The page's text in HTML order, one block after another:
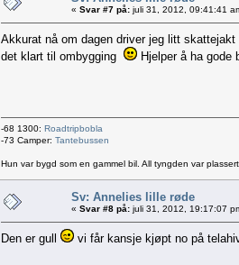
« Svar #7 på: juli 31, 2012, 09:41:41
Akkurat nå om dagen driver jeg litt
det klart til ombygging
Hjelper å ha
-68 1300: Roadtripbobla
-73 Camper: Tantebussen
Hun var bygd som en gammel bil. All tyngden var
Sv: Annelies lille røde
« Svar #8 på: juli 31, 2012, 19:17:07
Den er gull vi får kansje kjøpt no på